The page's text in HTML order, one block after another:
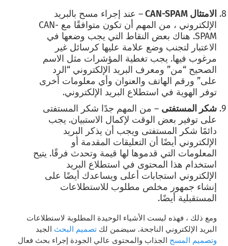
الامتثال CAN-SPAM
– عند إجراء مسح بالبريد
الإلكتروني ، من المهم أن تكون متوافقًا مع CAN-
SPAM. هناك بعض النقاط التي يجب وضعها في
الاعتبار لتجنب وضع علامة عليها كرسائل غير
مرغوب فيها. يجب تغطية المؤشرات مثل الاسم
الصحيح “من” ومعرف البريد الإلكتروني “الرد
على” ورقم الهاتف والعنوان وأي معلومات أخرى
توفر الهوية في استطلاع البريد الإلكتروني.
شكر المستفتى – من المهم جدًا شكر المستفتى
على توفير بعض الوقت لإكمال الاستبيان. يجب
دائمًا شكر المستفتى ويجب أن يذكر البريد
الإلكتروني أيضًا أن التعليقات المقدمة أو
المعلومات التي قدموها لها قيمة وتحدث فرقًا. يتيح
استخدام هذا المحتوى في استطلاع البريد
الإلكتروني استجابات أعلى ويساعدك أيضًا على
إنشاء جمهور مخلص مطلوب للاستطلاعات
المستقبلية أيضًا.
ومع ذلك ، فهذه ليست الأشياء الوحيدة المطلوبة لاستطلاعات
البريد الإلكتروني الناجحة. سيضمن لكتصميم البحث الجيد
وتصميم المسح الجذاب والمحتوى عالي الجودة إجراء بحث فعال